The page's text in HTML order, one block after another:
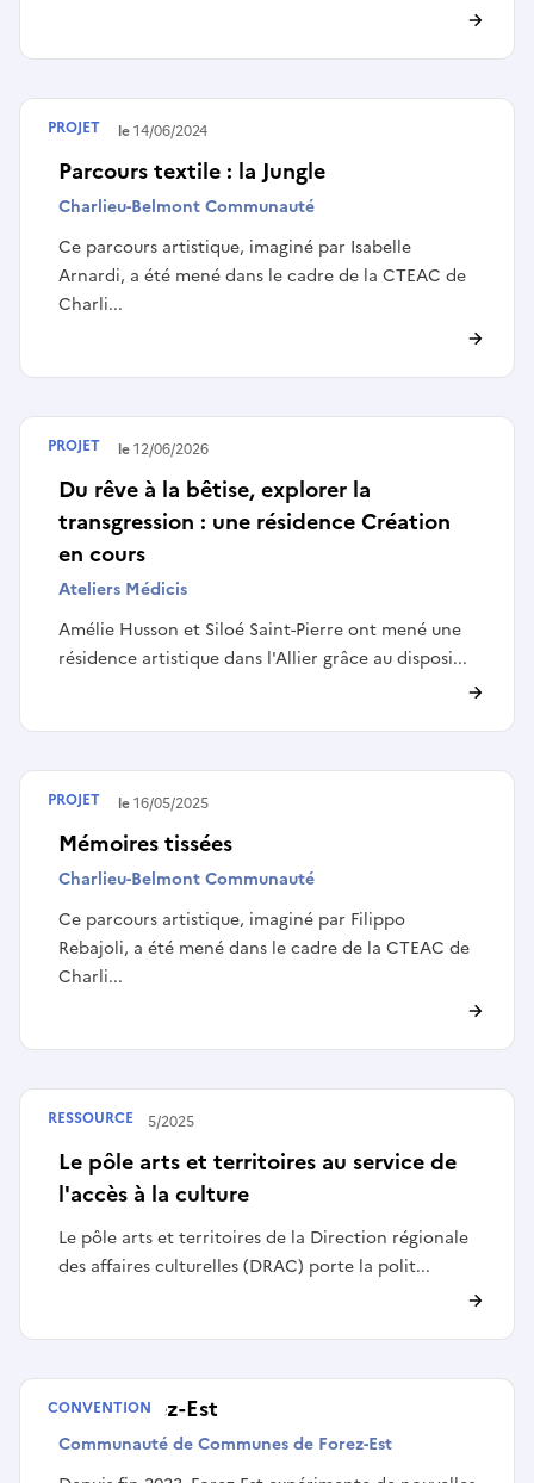
Parcours textile : la Jungle
Charlieu-Belmont Communauté
Ce parcours artistique, imaginé par Isabelle
Arnardi, a été mené dans le cadre de la CTEAC de
Charli...
Terminé le14/06/2024
PROJET
Du rêve à la bêtise, explorer la
transgression : une résidence Création
en cours
Ateliers Médicis
Amélie Husson et Siloé Saint-Pierre ont mené une
résidence artistique dans l'Allier grâce au disposi...
Terminé le12/06/2026
PROJET
Mémoires tissées
Charlieu-Belmont Communauté
Ce parcours artistique, imaginé par Filippo
Rebajoli, a été mené dans le cadre de la CTEAC de
Charli...
Terminé le16/05/2025
PROJET
Le pôle arts et territoires au service de
l'accès à la culture
Le pôle arts et territoires de la Direction régionale
des affaires culturelles (DRAC) porte la polit...
Publié le16/05/2025
RESSOURCE
VPCT Forez-Est
Communauté de Communes de Forez-Est
CONVENTION